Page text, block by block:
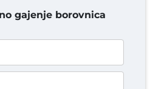
KOMENTAR
gajenje borovnica